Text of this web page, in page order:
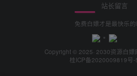
站长留言
免费白嫖才是最快乐的
Copyright © 2025· 2030资源白嫖
桂ICP备2020009819号-